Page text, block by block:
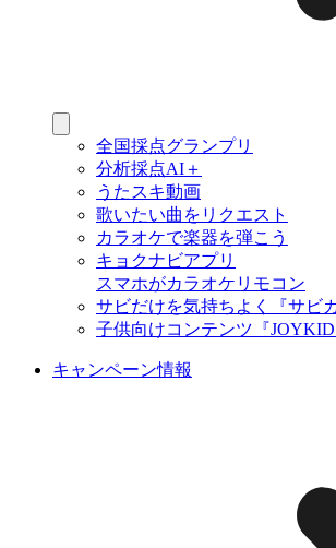
全国採点グランプリ
分析採点AI＋
うたスキ動画
歌いたい曲をリクエスト
カラオケで楽器を弾こう
キョクナビアプリ
スマホがカラオケリモコン
サビだけを気持ちよく『サビカ
子供向けコンテンツ『
キャンペーン情報